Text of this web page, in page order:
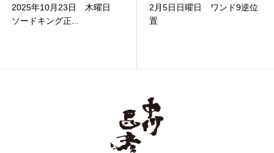
2025年10月23日 木曜日
ソードキング正...
2月5日日曜日 ワンド9逆位
置